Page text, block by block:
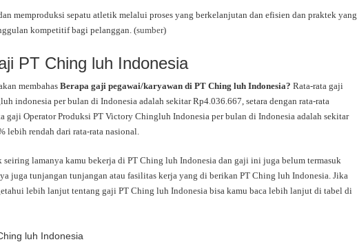
memproduksi sepatu atletik melalui proses yang berkelanjutan dan efisien dan praktek yang
kompetitif bagi pelanggan. (sumber)
PT Ching luh Indonesia
membahasBerapa gaji pegawai/karyawan di PT Ching luh Indonesia? Rata-rata gaji
indonesia per bulan di Indonesia adalah sekitar Rp4.036.667, setara dengan rata-rata
gaji Operator Produksi PT Victory Chingluh Indonesia per bulan di Indonesia adalah sekitar
lebih rendah dari rata-rata nasional.
lamanya kamu bekerja di PT Ching luh Indonesia dan gaji ini juga belum termasuk
juga tunjangan tunjangan atau fasilitas kerja yang di berikan PT Ching luh Indonesia. Jika
lebih lanjut tentang gaji PT Ching luh Indonesia bisa kamu baca lebih lanjut di tabel di
luh Indonesia